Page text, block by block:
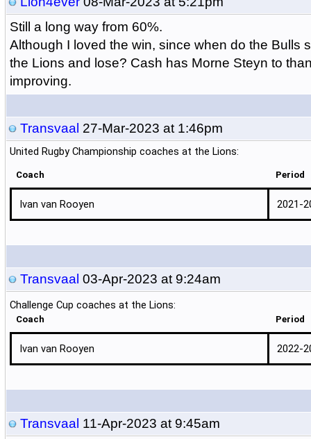
Still a long way from 60%.
Although I loved the win, since when do the Bulls
the Lions and lose? Cash has Morne Steyn to
improving.
Transvaal 27-Mar-2023 at 1:46pm
United Rugby Championship coaches at the Lions:
Coach Period
Ivan van Rooyen 2021-
Transvaal 03-Apr-2023 at 9:24am
Challenge Cup coaches at the Lions:
Coach Period
Ivan van Rooyen 2022-
Transvaal 11-Apr-2023 at 9:45am